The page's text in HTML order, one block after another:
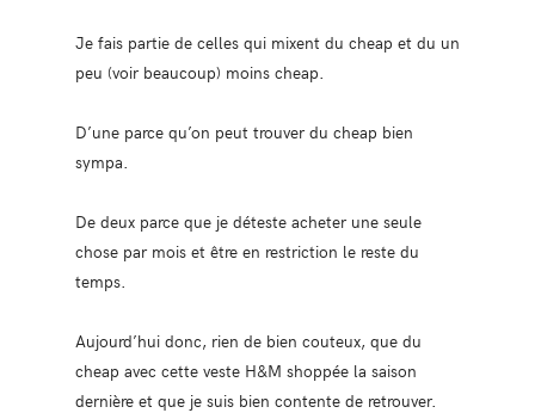
Je fais partie de celles qui mixent du cheap et du un
peu (voir beaucoup) moins cheap.
D’une parce qu’on peut trouver du cheap bien
sympa.
De deux parce que je déteste acheter une seule
chose par mois et être en restriction le reste du
temps.
Aujourd’hui donc, rien de bien couteux, que du
cheap avec cette veste H&M shoppée la saison
dernière et que je suis bien contente de retrouver.